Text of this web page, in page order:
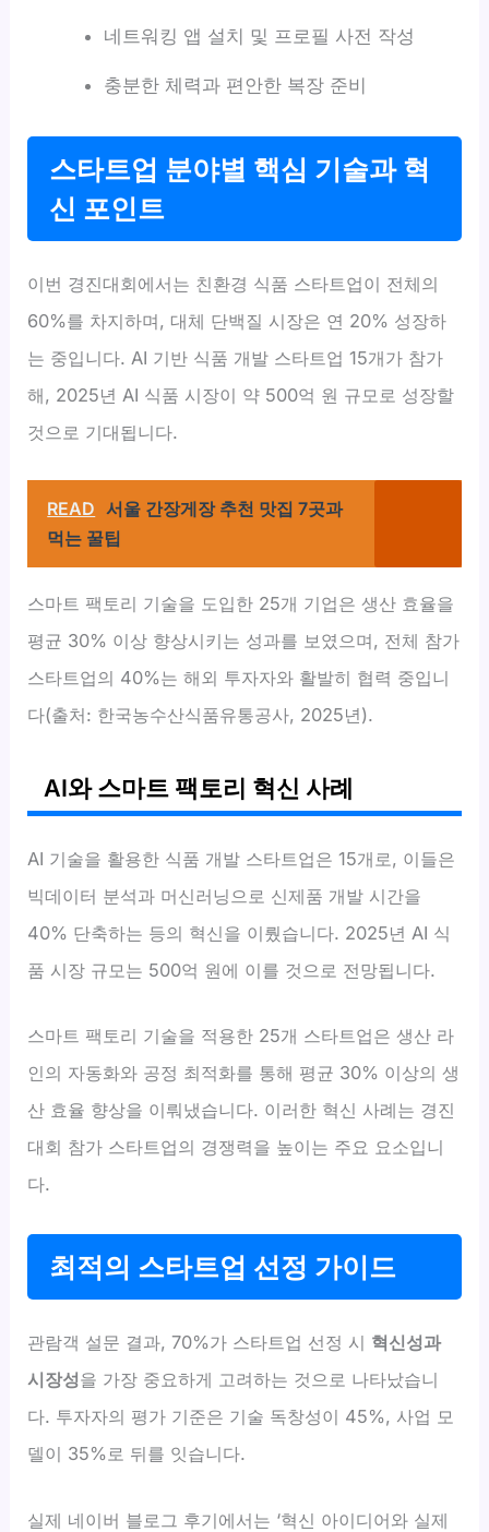
네트워킹 앱 설치 및 프로필 사전 작성
충분한 체력과 편안한 복장 준비
스타트업 분야별 핵심 기술과 혁
신 포인트
이번 경진대회에서는 친환경 식품 스타트업이 전체의
60%를 차지하며, 대체 단백질 시장은 연 20% 성장하
는 중입니다. AI 기반 식품 개발 스타트업 15개가 참가
해, 2025년 AI 식품 시장이 약 500억 원 규모로 성장할
것으로 기대됩니다.
READ 서울 간장게장 추천 맛집 7곳과
먹는 꿀팁
스마트 팩토리 기술을 도입한 25개 기업은 생산 효율을
평균 30% 이상 향상시키는 성과를 보였으며, 전체 참가
스타트업의 40%는 해외 투자자와 활발히 협력 중입니
다(출처: 한국농수산식품유통공사, 2025년).
AI와 스마트 팩토리 혁신 사례
AI 기술을 활용한 식품 개발 스타트업은 15개로, 이들은
빅데이터 분석과 머신러닝으로 신제품 개발 시간을
40% 단축하는 등의 혁신을 이뤘습니다. 2025년 AI 식
품 시장 규모는 500억 원에 이를 것으로 전망됩니다.
스마트 팩토리 기술을 적용한 25개 스타트업은 생산 라
인의 자동화와 공정 최적화를 통해 평균 30% 이상의 생
산 효율 향상을 이뤄냈습니다. 이러한 혁신 사례는 경진
대회 참가 스타트업의 경쟁력을 높이는 주요 요소입니
다.
최적의 스타트업 선정 가이드
관람객 설문 결과, 70%가 스타트업 선정 시 혁신성과
시장성을 가장 중요하게 고려하는 것으로 나타났습니
다. 투자자의 평가 기준은 기술 독창성이 45%, 사업 모
델이 35%로 뒤를 잇습니다.
실제 네이버 블로그 후기에서는 ‘혁신 아이디어와 실제